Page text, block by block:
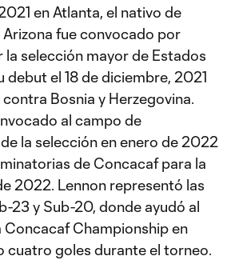
en Atlanta, el nativo de
Arizona fue convocado por
la selección mayor de Estados
debut el 18 de diciembre, 2021
Bosnia y Herzegovina.
al campo de
la selección en enero de 2022
de Concacaf para la
2022. Lennon representó las
23 y Sub-20, donde ayudó al
Concacaf Championship en
cuatro goles durante el torneo.